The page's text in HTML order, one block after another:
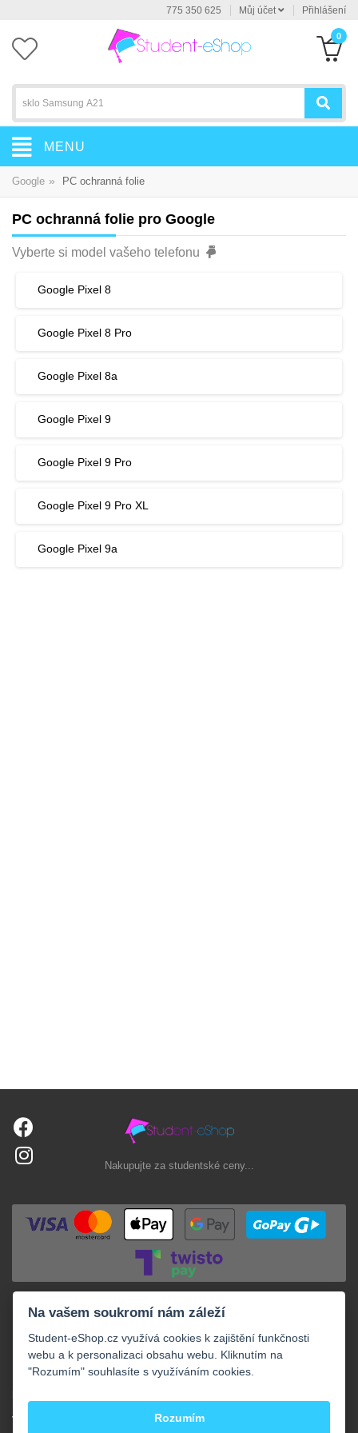
775 350 625 Můj účet Přihlášení
0
MENU
Google » PC ochranná folie
PC ochranná folie pro Google
Vyberte si model vašeho telefonu
Google Pixel 8
Google Pixel 8 Pro
Google Pixel 8a
Google Pixel 9
Google Pixel 9 Pro
Google Pixel 9 Pro XL
Google Pixel 9a
Nakupujte za studentské ceny...
VAŠE OBJEDNÁVKY
Na vašem soukromí nám záleží
Student-eShop.cz využívá cookies k zajištění funkčnosti
webu a k personalizaci obsahu webu. Kliknutím na
"Rozumím" souhlasíte s využíváním cookies.
Rozumím